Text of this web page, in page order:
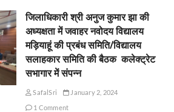
जिलाधिकारी श्री अनुज कुमार झा की
अध्यक्षता में जवाहर नवोदय विद्यालय
मड़ियाहूं की प्रबंध समिति/विद्यालय
सलाहकार समिति की बैठक कलेक्ट्रेट
सभागार में संपन्न
SafalSri
January 2, 2024
1 Comment